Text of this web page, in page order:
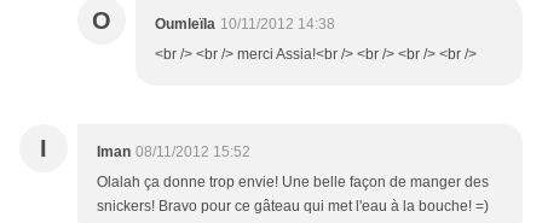
O Oumleïla 10/11/2012 14:38
<br /> <br /> merci Assia!<br /> <br /> <br /> <br />
I Iman 08/11/2012 15:52
Olalah ça donne trop envie! Une belle façon de manger des
snickers! Bravo pour ce gâteau qui met l'eau à la bouche! =)